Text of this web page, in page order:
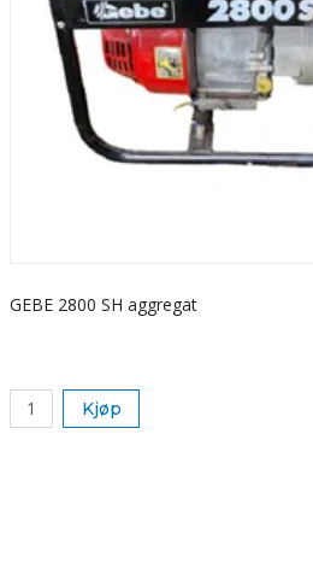
GEBE 2800 SH aggregat
Kjøp